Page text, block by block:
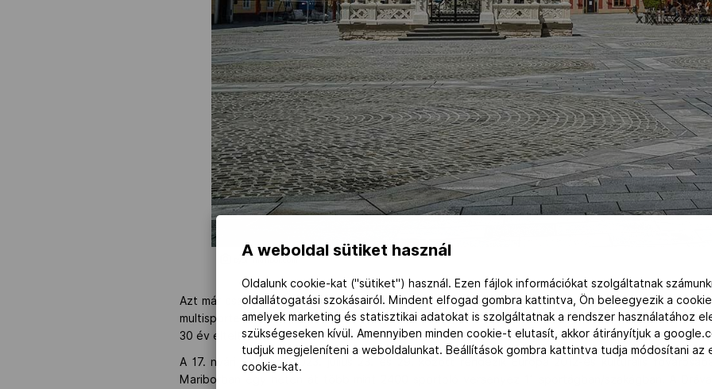
Azt már csak zárójelesen jegyezzük meg, hogy idén két olyan ország a házigazdája az EYOF-
multisporteseményt a kontinens legeredményesebb fiataljainak: Szlovénia mellett a másik
30 év elteltével tért vissza idén januárban az olimpiai fesztivál lángja, akkor a téli versenyekkel.
A 17. nyári EYOF-ot 2023. július 23. és 29. között rendezik Európa 2012-es kulturális
Mariborban egy héten át több mint 2400 sportoló versenyez 11 sportágban/szakágban. A
A weboldal sütiket használ
Oldalunk cookie-kat ("sütiket") használ. Ezen fájlok információkat szolgáltatnak
oldallátogatási szokásairól. Mindent elfogad gombra kattintva, Ön beleegyezik a
amelyek marketing és statisztikai adatokat is szolgáltatnak a rendszer használatához
szükségeseken kívül. Amennyiben minden cookie-t elutasít, akkor átirányítjuk a
tudjuk megjeleníteni a weboldalunkat. Beállítások gombra kattintva tudja módosítani
cookie-kat.